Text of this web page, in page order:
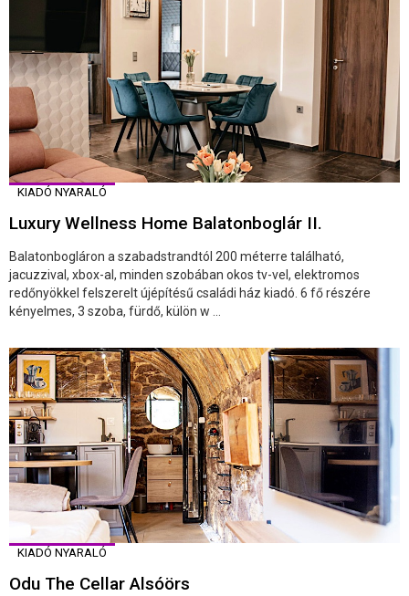
KIADÓ NYARALÓ
Luxury Wellness Home Balatonboglár II.
Balatonbogláron a szabadstrandtól 200 méterre található,
jacuzzival, xbox-al, minden szobában okos tv-vel, elektromos
redőnyökkel felszerelt újépítésű családi ház kiadó. 6 fő részére
kényelmes, 3 szoba, fürdő, külön w ...
KIADÓ NYARALÓ
Odu The Cellar Alsóörs